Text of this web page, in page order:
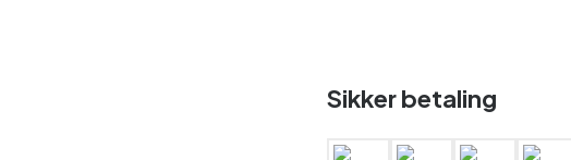
Sikker betaling